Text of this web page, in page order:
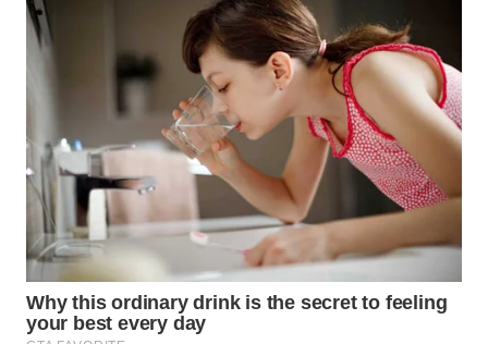
WN DELI
SERDANG
TINGGI
WN
PAKPAK
WN
KARAWANG